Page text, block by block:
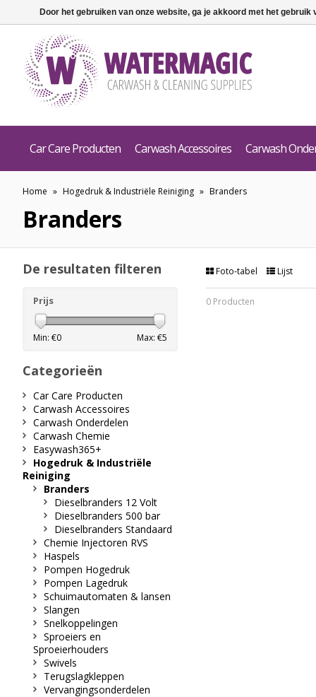
Car Care Producten Carwash Accessoires Carwash
Home » Hogedruk & Industriële Reiniging » Branders
Branders
Foto-tabel Lijst
0 Producten
De resultaten filteren
Prijs
Min: €0 Max: €5
Categorieën
Car Care Producten
Carwash Accessoires
Carwash Onderdelen
Carwash Chemie
Easywash365+
Hogedruk & Industriële
Reiniging
Branders
Dieselbranders 12 Volt
Dieselbranders 500 bar
Dieselbranders Standaard
Chemie Injectoren RVS
Haspels
Pompen Hogedruk
Pompen Lagedruk
Schuimautomaten & lansen
Slangen
Snelkoppelingen
Sproeiers en
Sproeierhouders
Swivels
Terugslagkleppen
Vervangingsonderdelen
Door het gebruiken van onze website, ga je akkoord met het